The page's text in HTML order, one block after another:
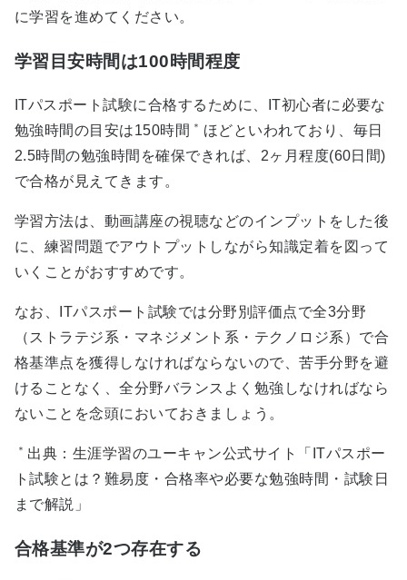
に学習を進めてください。
学習目安時間は100時間程度
ITパスポート試験に合格するために、IT初心者に必要な
勉強時間の目安は150時間
＊
ほどといわれており、毎日
2.5時間の勉強時間を確保できれば、2ヶ月程度(60日間)
で合格が見えてきます。
学習方法は、動画講座の視聴などのインプットをした後
に、練習問題でアウトプットしながら知識定着を図って
いくことがおすすめです。
なお、ITパスポート試験では分野別評価点で全3分野
（ストラテジ系・マネジメント系・テクノロジ系）で合
格基準点を獲得しなければならないので、苦手分野を避
けることなく、全分野バランスよく勉強しなければなら
ないことを念頭においておきましょう。
＊ 出典：生涯学習のユーキャン公式サイト「ITパスポー
ト試験とは？難易度・合格率や必要な勉強時間・試験日
まで解説」
合格基準が2つ存在する